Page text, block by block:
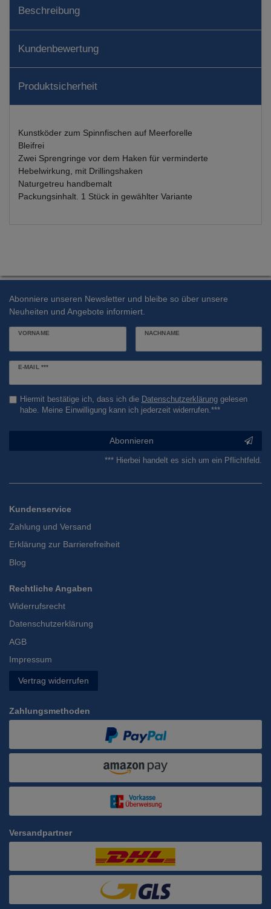
Beschreibung
Kundenbewertung
Produktsicherheit
Kunstköder zum Spinnfischen auf Meerforelle
Bleifrei
Zwei Sprengringe vor dem Haken für verminderte
Hebelwirkung, mit Drillingshaken
Naturgetreu handbemalt
Packungsinhalt. 1 Stück in gewählter Variante
Abonniere unseren Newsletter und bleibe so über unsere
Neuheiten und Angebote informiert.
VORNAME NACHNAME
E-MAIL ***
Newsletter
Hiermit bestätige ich, dass ich die Daten­schutz­erklärunggelesen
habe. Meine Einwilligung kann ich jederzeit widerrufen.***
Abonnieren
*** Hierbei handelt es sich um ein Pflichtfeld.
Kundenservice
Zahlung und Versand
Erklärung zur Barrierefreiheit
Blog
Rechtliche Angaben
Widerrufsrecht
Datenschutzerklärung
AGB
Impressum
Vertrag widerrufen
Zahlungsmethoden
Versandpartner